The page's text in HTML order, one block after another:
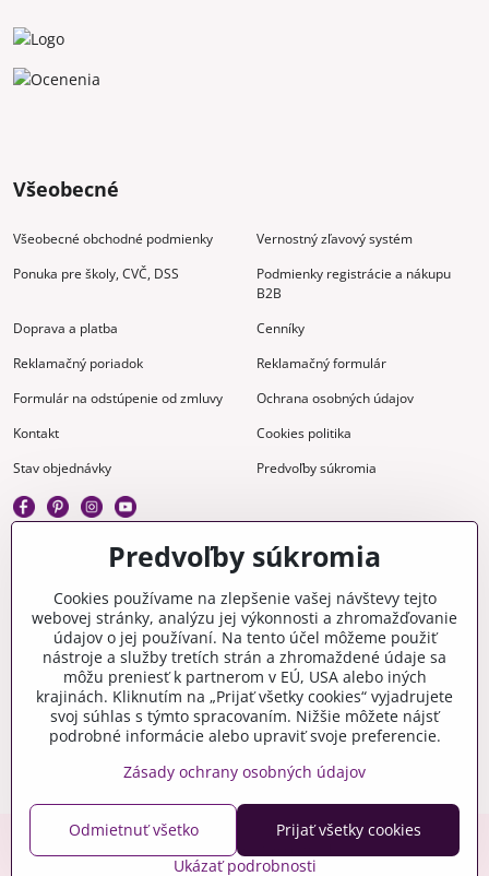
Všeobecné
Všeobecné obchodné podmienky
Vernostný zľavový systém
Ponuka pre školy, CVČ, DSS
Podmienky registrácie a nákupu
B2B
Doprava a platba
Cenníky
Reklamačný poriadok
Reklamačný formulár
Formulár na odstúpenie od zmluvy
Ochrana osobných údajov
Kontakt
Cookies politika
Stav objednávky
Predvoľby súkromia
Gravírovanie
Materiály na stiahnutie
Videonávody
Blog
Kreatívna poradňa
Copyright © 2006-2026 crafty.sk
Eshop pre Českú republiku - craftyshop.cz
Predvoľby súkromia
Cookies používame na zlepšenie vašej návštevy tejto
webovej stránky, analýzu jej výkonnosti a zhromažďovanie
údajov o jej používaní. Na tento účel môžeme použiť
nástroje a služby tretích strán a zhromaždené údaje sa
môžu preniesť k partnerom v EÚ, USA alebo iných
krajinách. Kliknutím na „Prijať všetky cookies“ vyjadrujete
svoj súhlas s týmto spracovaním. Nižšie môžete nájsť
podrobné informácie alebo upraviť svoje preferencie.
Zásady ochrany osobných údajov
Ukázať podrobnosti
Prijať všetky cookies
Odmietnuť všetko